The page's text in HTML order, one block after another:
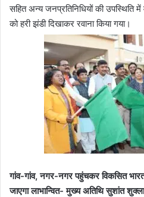
सहित अन्य जनप्रतिनिधियों की उपस्थिति में
को हरी झंडी दिखाकर रवाना किया गया।
गांव-गांव, नगर-नगर पहुंचकर विकसित
जाएगा लाभान्वित- मुख्य अतिथि सुशांत शुक्ला